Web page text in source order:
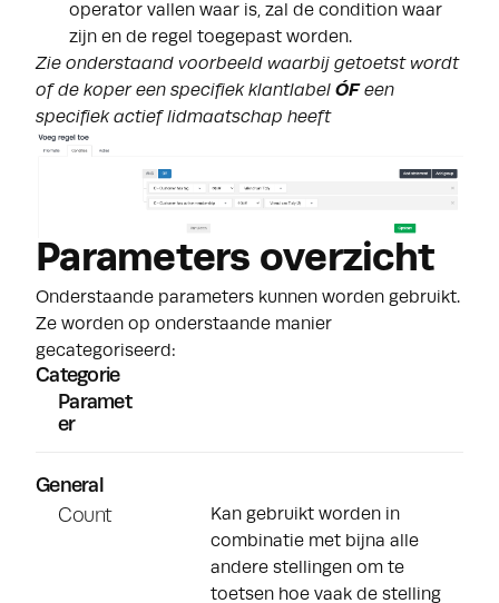
operator vallen waar is, zal de condition waar
zijn en de regel toegepast worden.
Zie onderstaand voorbeeld waarbij getoetst wordt
of de koper een specifiek klantlabel ÓF een
specifiek actief lidmaatschap heeft
Parameters overzicht
Onderstaande parameters kunnen worden gebruikt.
Ze worden op onderstaande manier
gecategoriseerd:
Categorie
Paramet
er
General
Count
Kan gebruikt worden in
combinatie met bijna alle
andere stellingen om te
toetsen hoe vaak de stelling